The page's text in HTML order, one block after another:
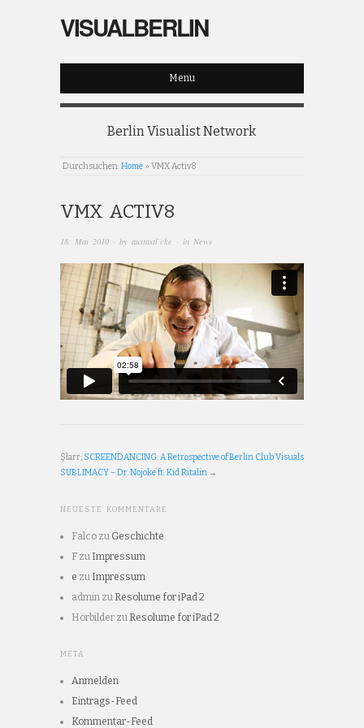
VISUALBERLIN
Menu
Berlin Visualist Network
Durchsuchen:Home » VMX Activ8
VMX ACTIV8
18. Mai 2010 · by austastl¨cke · in News
$larr; SCREENDANCING: A Retrospective of Berlin Club Visuals
SUBLIMACY – Dr. Nojoke ft. Kid Ritalin →
NEUESTE KOMMENTARE
Falco zu Geschichte
F zu Impressum
e zu Impressum
admin zu Resolume for iPad 2
Hörbilder zu Resolume for iPad 2
META
Anmelden
Eintrags-Feed
Kommentar-Feed